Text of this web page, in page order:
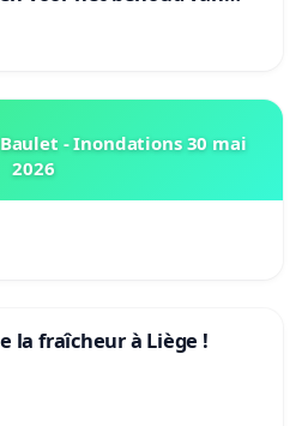
- Inondations 30 mai
2026
la fraîcheur à Liège !